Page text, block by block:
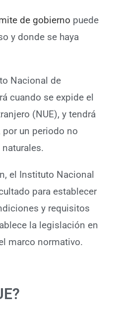
de gobierno puede
y donde se haya
Nacional de
cuando se expide el
(NUE), y tendrá
por un periodo no
el Instituto Nacional
para establecer
y requisitos
la legislación en
marco normativo.